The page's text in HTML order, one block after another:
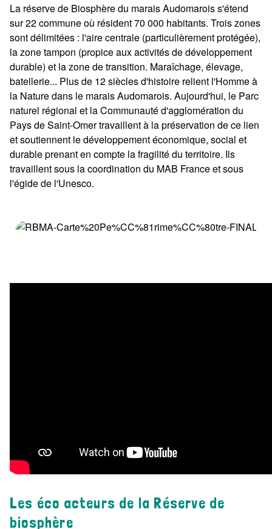
La réserve de Biosphère du marais Audomarois s'étend
sur 22 commune où résident 70 000 habitants. Trois zones
sont délimitées : l'aire centrale (particulièrement protégée),
la zone tampon (propice aux activités de développement
durable) et la zone de transition. Maraîchage, élevage,
batellerie... Plus de 12 siècles d'histoire relient l'Homme à
la Nature dans le marais Audomarois. Aujourd'hui, le Parc
naturel régional et la Communauté d'agglomération du
Pays de Saint-Omer travaillent à la préservation de ce lien
et soutiennent le développement économique, social et
durable prenant en compte la fragilité du territoire. Ils
travaillent sous la coordination du MAB France et sous
l'égide de l'Unesco.
Les éco acteurs de la Réserve de
biosphère